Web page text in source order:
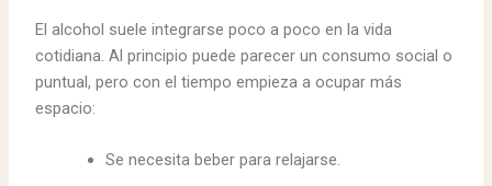
El alcohol suele integrarse poco a poco en la vida
cotidiana. Al principio puede parecer un consumo social o
puntual, pero con el tiempo empieza a ocupar más
espacio:
Se necesita beber para relajarse.